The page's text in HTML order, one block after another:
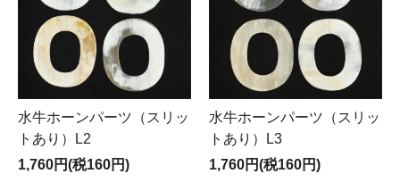
水牛ホーンパーツ（スリッ
トあり）L2
1,760円(税160円)
水牛ホーンパーツ（スリッ
トあり）L3
1,760円(税160円)